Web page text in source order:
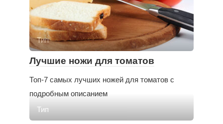
Тип
Лучшие ножи для томатов
Топ-7 самых лучших ножей для томатов с
подробным описанием
Тип